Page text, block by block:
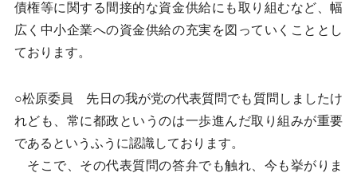
債権等に関する間接的な資金供給にも取り組むなど、幅
広く中小企業への資金供給の充実を図っていくこととし
ております。
○松原委員 先日の我が党の代表質問でも質問しましたけ
れども、常に都政というのは一歩進んだ取り組みが重要
であるというふうに認識しております。
そこで、その代表質問の答弁でも触れ、今も挙がりま